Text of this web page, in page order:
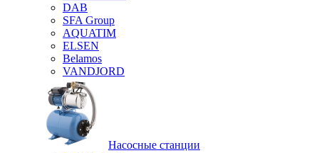
DAB
SFA Group
AQUATIM
ELSEN
Belamos
VANDJORD
Насосные станции